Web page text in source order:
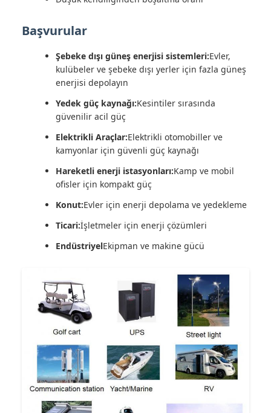
Başvurular
Şebeke dışı güneş enerjisi sistemleri:Evler,
kulübeler ve şebeke dışı yerler için fazla güneş
enerjisi depolayın
Yedek güç kaynağı:Kesintiler sırasında
güvenilir acil güç
Elektrikli Araçlar:Elektrikli otomobiller ve
kamyonlar için güvenli güç kaynağı
Hareketli enerji istasyonları:Kamp ve mobil
ofisler için kompakt güç
Konut:Evler için enerji depolama ve yedekleme
Ticari:İşletmeler için enerji çözümleri
EndüstriyelEkipman ve makine gücü